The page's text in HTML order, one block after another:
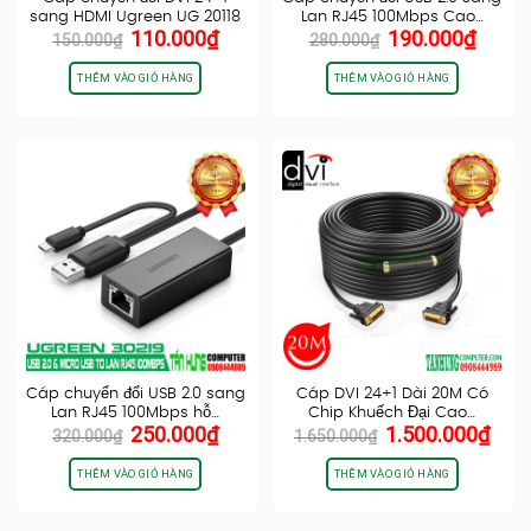
sang HDMI Ugreen UG 20118
150.000₫ Giá
gốc
là:
150.000₫.
110.000₫Giá
THÊM VÀO GIỎ HÀNG
Lan RJ45 100Mbps Cao…
280.000₫ Giá
gốc
là:
280.000₫.
190.000₫Giá
THÊM VÀO GIỎ HÀNG
Cáp chuyển đổi USB 2.0 sang
Lan RJ45 100Mbps hỗ…
320.000₫ Giá
gốc
là:
320.000₫.
250.000₫Giá
THÊM VÀO GIỎ HÀNG
Cáp DVI 24+1 Dài 20M Có
Chip Khuếch Đại Cao…
1.650.000₫ Giá
gốc
là:
1.650.000₫.
1.500.000₫Giá
THÊM VÀO GIỎ HÀNG